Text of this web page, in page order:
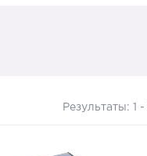
Результаты: 1